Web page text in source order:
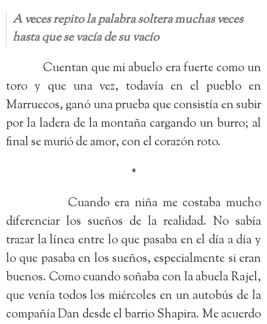
A veces repito la palabra soltera muchas veces
hasta que se vacía de su vacío
Cuentan que mi abuelo era fuerte como un
toro y que una vez, todavía en el pueblo en
Marruecos, ganó una prueba que consistía en subir
por la ladera de la montaña cargando un burro; al
final se murió de amor, con el corazón roto.
*
Cuando era niña me costaba mucho
diferenciar los sueños de la realidad. No sabía
trazar la línea entre lo que pasaba en el día a día y
lo que pasaba en los sueños, especialmente si eran
buenos. Como cuando soñaba con la abuela Rajel,
que venía todos los miércoles en un autobús de la
compañía Dan desde el barrio Shapira. Me acuerdo